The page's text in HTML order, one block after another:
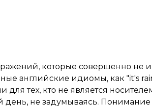
которые совершенно не
английские идиомы, как "it's
для тех, кто не является
день, не задумываясь.